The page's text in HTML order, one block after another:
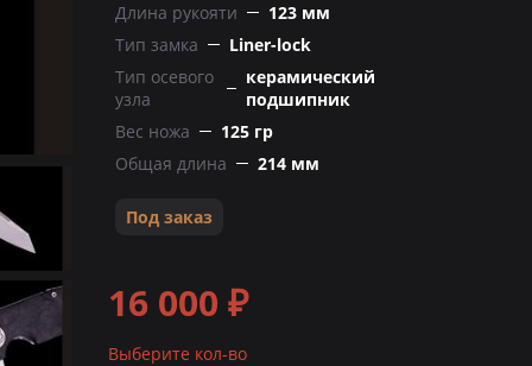
Длина рукояти
123 мм
Тип замка
Liner-lock
Тип осевого
узла
керамический
подшипник
Вес ножа
125 гр
Общая длина
214 мм
Под заказ
16 000 ₽
Выберите кол-во